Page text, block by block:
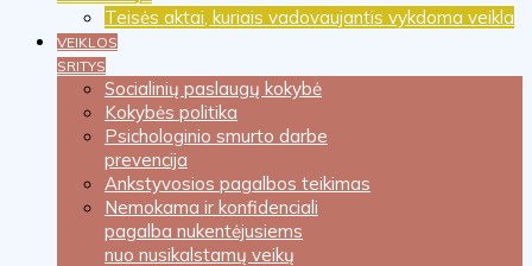
Teisės aktai, kuriais vadovaujantis vykdoma veikla
VEIKLOS
SRITYS
Socialinių paslaugų kokybė
Kokybės politika
Psichologinio smurto darbe
prevencija
Ankstyvosios pagalbos teikimas
Nemokama ir konfidenciali
pagalba nukentėjusiems
nuo nusikalstamų veikų